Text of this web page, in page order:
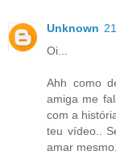
Unknown
Oi...
Ahh como
amiga me
com a
teu vídeo..
amar